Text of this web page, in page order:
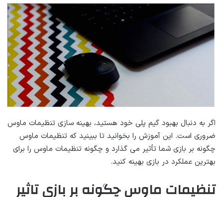
اگر به دنبال بهبود گیم پلی خود هستید، بهینه سازی تنظیمات ماوس
ضروری است. این آموزش را بخوانید تا ببینید که تنظیمات ماوس
چگونه بر بازی شما تأثیر می گذارد و چگونه تنظیمات ماوس را برای
بهترین عملکرد در بازی بهینه کنید.
تنظیمات ماوس چگونه بر بازی تاثیر